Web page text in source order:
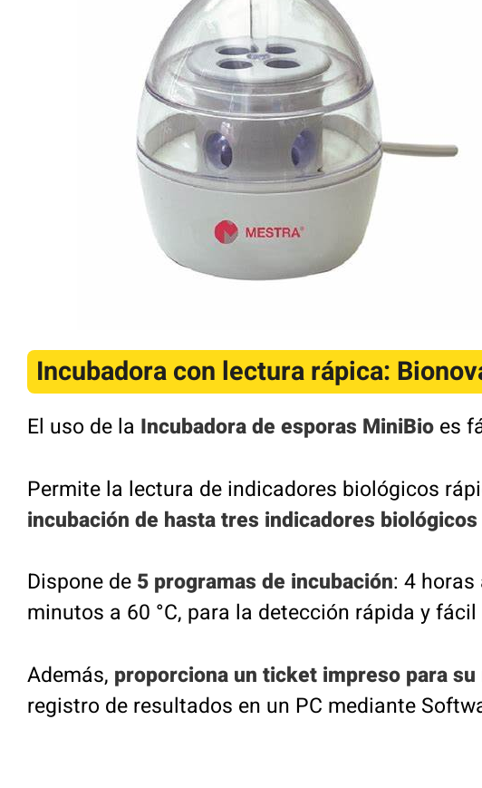
Incubadora con lectura rápica:
El uso de la Incubadora de esporas MiniBio es
Permite la lectura de indicadores biológicos
incubación de hasta tres indicadores biológicos
Dispone de 5 programas de incubación: 4 horas
minutos a 60 °C, para la detección rápida y
Además, proporciona un ticket impreso para
registro de resultados en un PC mediante